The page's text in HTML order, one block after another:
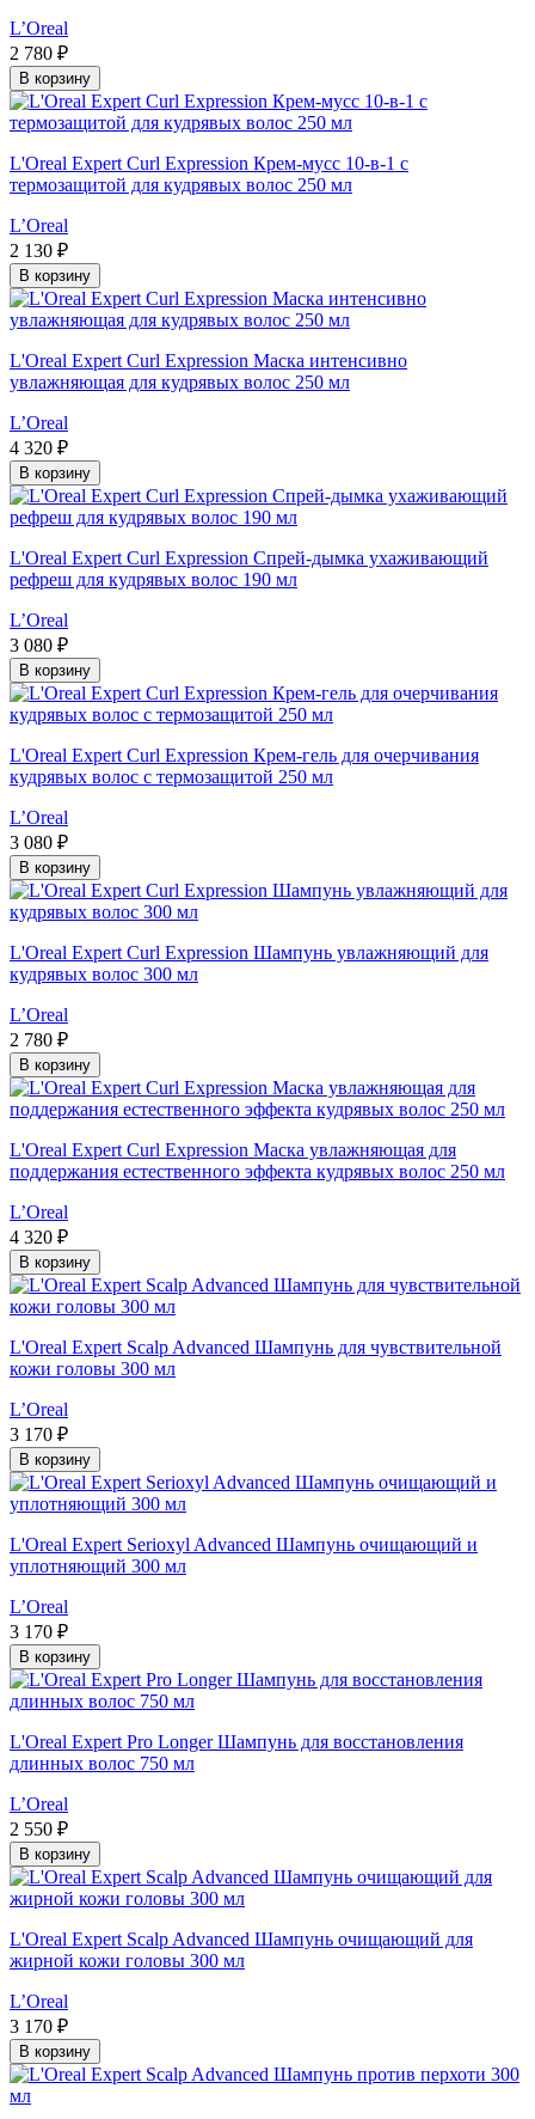
L’Oreal
2 780 ₽
В корзину
L'Oreal Expert Curl Expression Крем-мусс 10-в-1 с
термозащитой для кудрявых волос 250 мл
L’Oreal
2 130 ₽
В корзину
L'Oreal Expert Curl Expression Маска интенсивно
увлажняющая для кудрявых волос 250 мл
L’Oreal
4 320 ₽
В корзину
L'Oreal Expert Curl Expression Спрей-дымка ухаживающий
рефреш для кудрявых волос 190 мл
L’Oreal
3 080 ₽
В корзину
L'Oreal Expert Curl Expression Крем-гель для очерчивания
кудрявых волос с термозащитой 250 мл
L’Oreal
3 080 ₽
В корзину
L'Oreal Expert Curl Expression Шампунь увлажняющий для
кудрявых волос 300 мл
L’Oreal
2 780 ₽
В корзину
L'Oreal Expert Curl Expression Маска увлажняющая для
поддержания естественного эффекта кудрявых волос 250 мл
L’Oreal
4 320 ₽
В корзину
L'Oreal Expert Scalp Advanced Шампунь для чувствительной
кожи головы 300 мл
L’Oreal
3 170 ₽
В корзину
L'Oreal Expert Serioxyl Advanced Шампунь очищающий и
уплотняющий 300 мл
L’Oreal
3 170 ₽
В корзину
L'Oreal Expert Pro Longer Шампунь для восстановления
длинных волос 750 мл
L’Oreal
2 550 ₽
В корзину
L'Oreal Expert Scalp Advanced Шампунь очищающий для
жирной кожи головы 300 мл
L’Oreal
3 170 ₽
В корзину